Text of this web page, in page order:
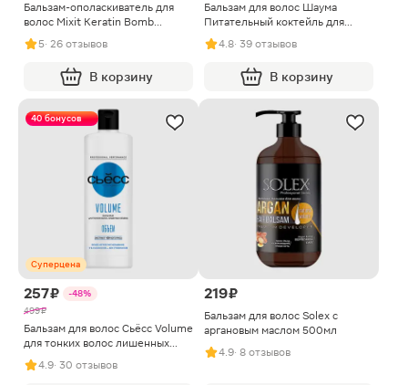
Бальзам-ополаскиватель для
волос Mixit Keratin Bomb
восстанавливающий 400мл
5· 26 отзывов
В корзину
Бальзам для волос Шаума
Питательный коктейль для
поврежденных волос женский
300мл
4.8· 39 отзывов
В корзину
40 бонусов
Суперцена
257 ₽
-48%
499 ₽
Бальзам для волос Сьёсс Volume
для тонких волос лишенных
объема женский 450мл
4.9· 30 отзывов
219 ₽
Бальзам для волос Solex с
аргановым маслом 500мл
4.9· 8 отзывов